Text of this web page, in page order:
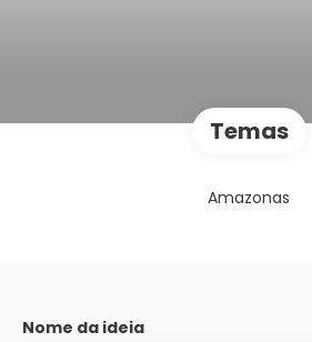
Temas
Amazonas
Nome da ideia